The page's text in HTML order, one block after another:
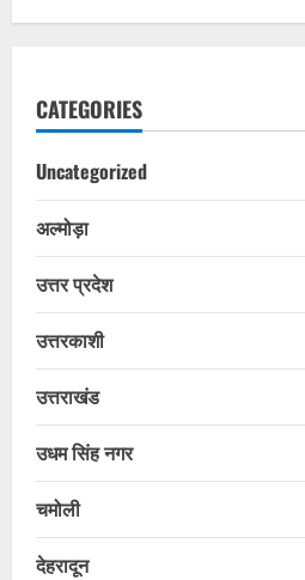
CATEGORIES
Uncategorized
अल्मोड़ा
उत्तर प्रदेश
उत्तरकाशी
उत्तराखंड
उधम सिंह नगर
चमोली
देहरादून